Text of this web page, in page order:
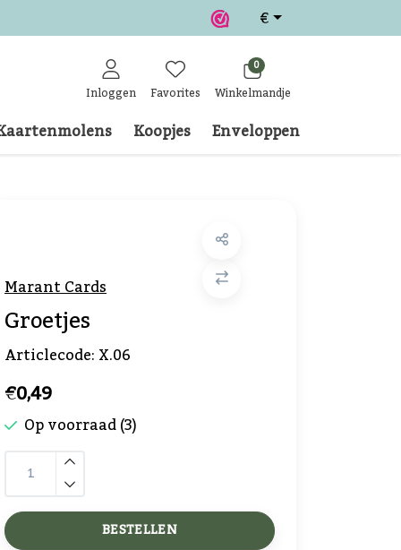
€
Inloggen Favorites
0
Winkelmandje
Koopjes Enveloppen
Marant Cards
Groetjes
Articlecode:X.06
€0,49
Op voorraad (3)
BESTELLEN